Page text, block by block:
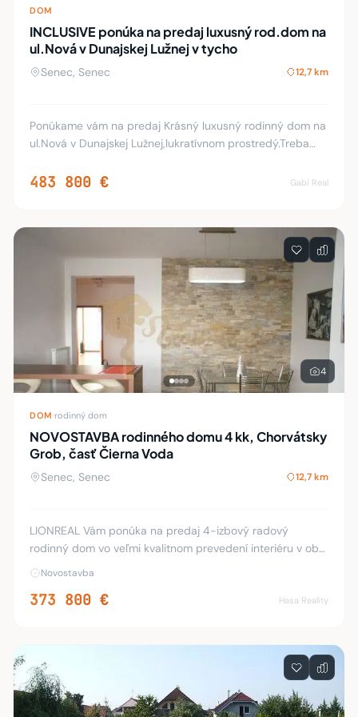
DOM
INCLUSIVE ponúka na predaj luxusný rod.dom na
ul.Nová v Dunajskej Lužnej v tycho
Senec, Senec 12,7 km
Ponúkame vám na predaj Krásný luxusný rodinný dom na
ul.Nová v Dunajskej Lužnej,lukratívnom prostredý.Treba
plávajúca, dlažba. Steny: stierky
483 800 € Gabi Real
4
DOM rodinný dom
NOVOSTAVBA rodinného domu 4 kk, Chorvátsky
Grob, časť Čierna Voda
Senec, Senec 12,7 km
LIONREAL Vám ponúka na predaj 4-izbový radový
rodinný dom vo veľmi kvalitnom prevedení interiéru v obci
Chorvátsky Grob, časť Čierna Voda. Dom je dvojpodlažný,
Novostavba
373 800 € Hasa Reality